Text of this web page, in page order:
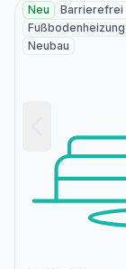
Neu Barrierefrei
Fußbodenheizung
Neubau